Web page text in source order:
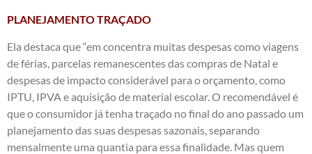
PLANEJAMENTO TRAÇADO
Ela destaca que “em concentra muitas despesas como viagens
de férias, parcelas remanescentes das compras de Natal e
despesas de impacto considerável para o orçamento, como
IPTU, IPVA e aquisição de material escolar. O recomendável é
que o consumidor já tenha traçado no final do ano passado um
planejamento das suas despesas sazonais, separando
mensalmente uma quantia para essa finalidade. Mas quem